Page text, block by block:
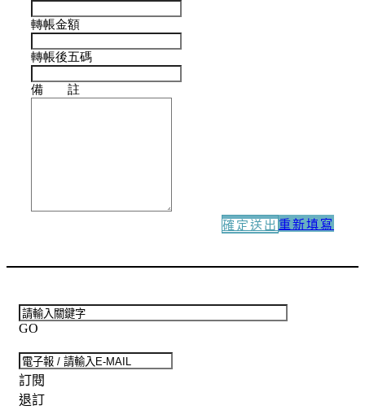
轉帳金額
轉帳後五碼
備 註
重新填寫
確定送出
GO
訂閱
退訂